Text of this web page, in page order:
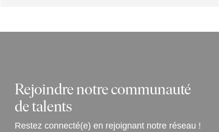
Rejoindre notre communauté
de talents
Restez connecté(e) en rejoignant notre réseau !